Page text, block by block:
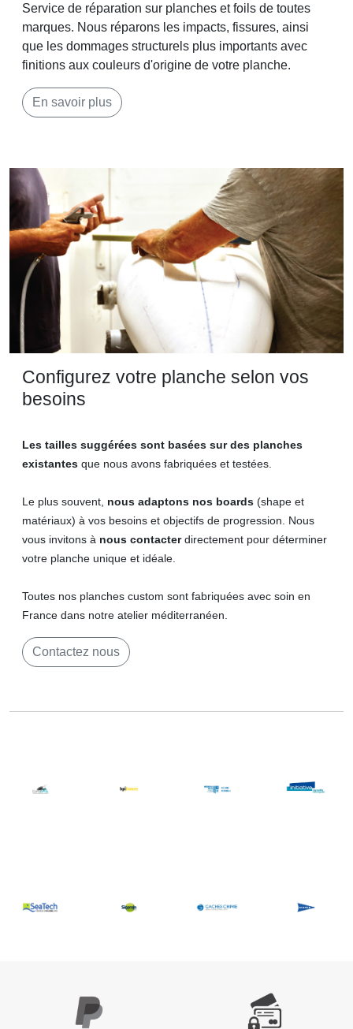
Service de réparation sur planches et foils de toutes
marques. Nous réparons les impacts, fissures, ainsi
que les dommages structurels plus importants avec
finitions aux couleurs d'origine de votre planche.
En savoir plus
Configurez votre planche selon vos
besoins
Les tailles suggérées sont basées sur des planches
existantes que nous avons fabriquées et testées.
Le plus souvent, nous adaptons nos boards (shape et
matériaux) à vos besoins et objectifs de progression. Nous
vous invitons à nous contacterdirectement pour déterminer
votre planche unique et idéale.
Toutes nos planches custom sont fabriquées avec soin en
France dans notre atelier méditerranéen.
Contactez nous